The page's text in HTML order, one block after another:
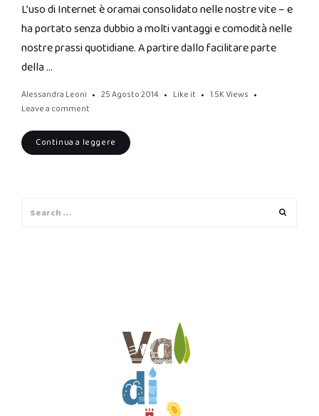
L’uso di Internet è oramai consolidato nelle nostre vite – e
ha portato senza dubbio a molti vantaggi e comodità nelle
nostre prassi quotidiane. A partire dallo facilitare parte
della …
Alessandra Leoni 25 Agosto 2014 Like it 1.5K Views
Leave a comment
Continua a leggere
for: